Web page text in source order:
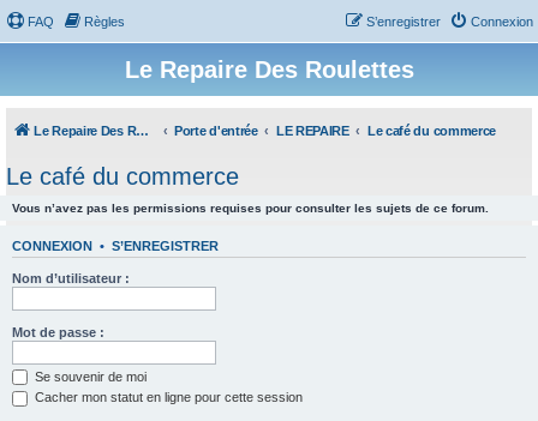
FAQ Règles Connexion
S’enregistrer
Le Repaire Des Roulettes
Le Repaire Des Roulettes Porte d'entrée LE REPAIRE Le café du commerce
Le café du commerce
Vous n’avez pas les permissions requises pour consulter les sujets de ce forum.
CONNEXION • S’ENREGISTRER
Nom d’utilisateur :
Mot de passe :
Se souvenir de moi
Cacher mon statut en ligne pour cette session